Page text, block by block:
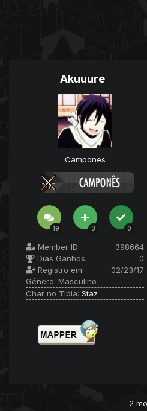
Akuuure
Campones
19 3 0
Member ID:
398664
Dias Ganhos:
0
Registro em:
02/23/17
Gênero: Masculino
Char no Tibia: Staz
2